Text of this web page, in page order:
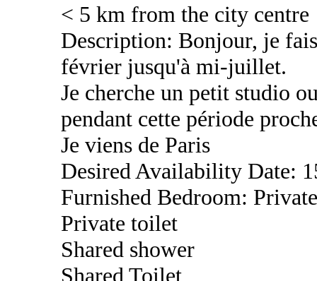
< 5 km from the city centre
Description: Bonjour, je
février jusqu'à mi-juillet.
Je cherche un petit studio
pendant cette période
Je viens de Paris
Desired Availability Date:
Furnished Bedroom:
Private toilet
Shared shower
Shared Toilet